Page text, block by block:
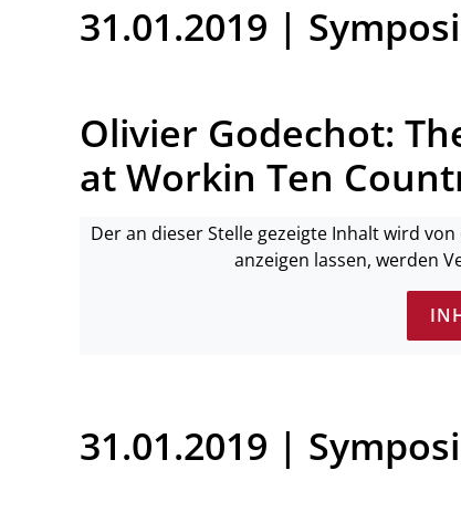
31.01.2019 |
Olivier Godechot:
at Workin Ten
Der an dieser Stelle gezeigte Inhalt wird
anzeigen lassen, werden
31.01.2019 |